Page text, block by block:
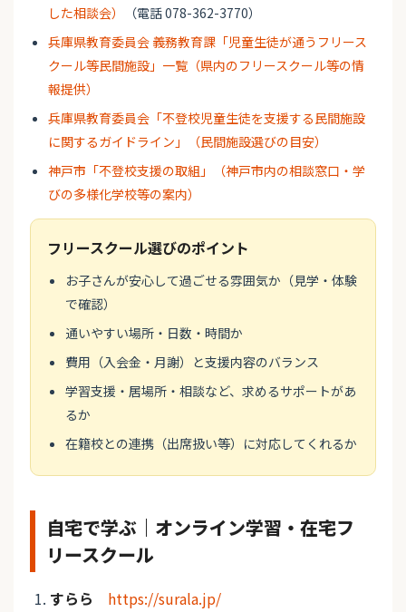
した相談会）
（電話 078-362-3770）
兵庫県教育委員会 義務教育課「児童生徒が通うフリース
クール等民間施設」一覧（県内のフリースクール等の情
報提供）
兵庫県教育委員会「不登校児童生徒を支援する民間施設
に関するガイドライン」（民間施設選びの目安）
神戸市「不登校支援の取組」（神戸市内の相談窓口・学
びの多様化学校等の案内）
フリースクール選びのポイント
お子さんが安心して過ごせる雰囲気か（見学・体験
で確認）
通いやすい場所・日数・時間か
費用（入会金・月謝）と支援内容のバランス
学習支援・居場所・相談など、求めるサポートがあ
るか
在籍校との連携（出席扱い等）に対応してくれるか
自宅で学ぶ｜オンライン学習・在宅フ
リースクール
すらら https://surala.jp/